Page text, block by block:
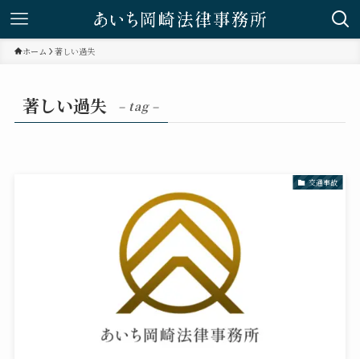
ホーム 著しい過失
著しい過失 – tag –
交通事故